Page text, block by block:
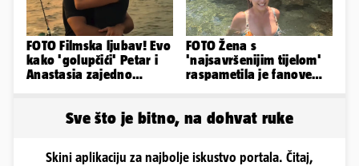
FOTO Filmska ljubav! Evo
kako 'golupčići' Petar i
Anastasia zajedno
FOTO Žena s
'najsavršenijim tijelom'
raspametila je fanove
Sve što je bitno, na dohvat ruke
Skini aplikaciju za najbolje iskustvo portala. Čitaj,